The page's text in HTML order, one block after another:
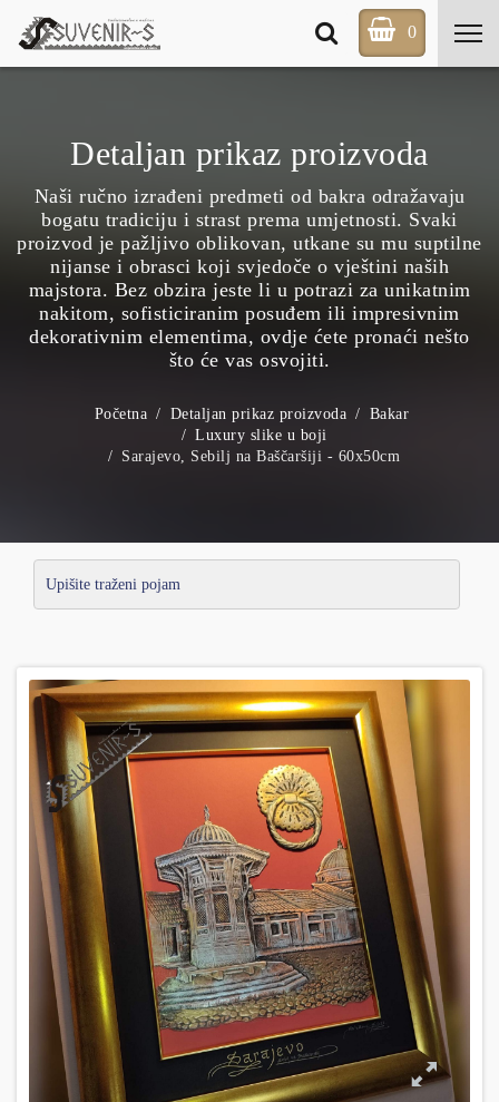
0
Detaljan prikaz proizvoda
Naši ručno izrađeni predmeti od bakra odražavaju
bogatu tradiciju i strast prema umjetnosti. Svaki
proizvod je pažljivo oblikovan, utkane su mu suptilne
nijanse i obrasci koji svjedoče o vještini naših
majstora. Bez obzira jeste li u potrazi za unikatnim
nakitom, sofisticiranim posuđem ili impresivnim
dekorativnim elementima, ovdje ćete pronaći nešto
što će vas osvojiti.
Početna Detaljan prikaz proizvoda
Bakar
Luxury slike u boji
Sarajevo, Sebilj na Baščaršiji - 60x50cm